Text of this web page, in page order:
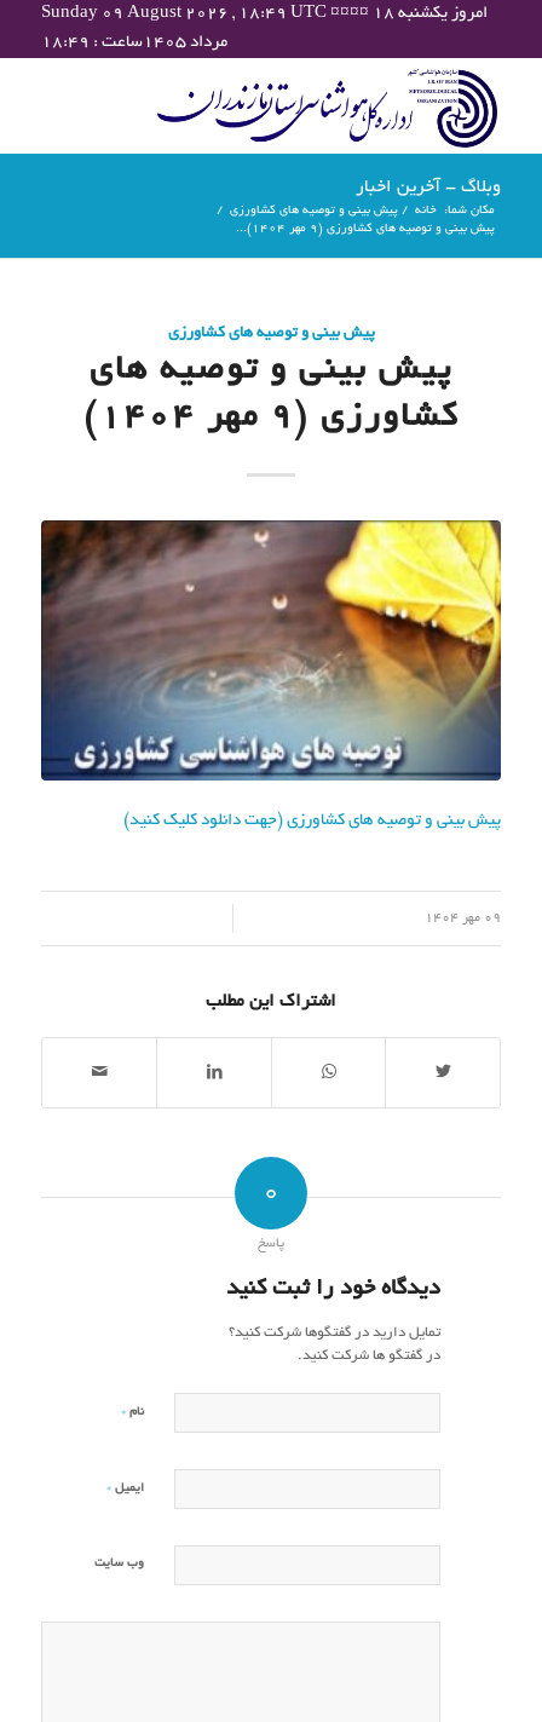
Sunday 09 August 2026 , 18:49 UTC ¤¤¤¤ امروز یکشنبه ۱۸
مرداد ۱۴۰۵ساعت : ۱۸:۴۹
وبلاگ - آخرین اخبار
مکان شما: خانه / پیش بینی و توصیه های کشاورزی /
پیش بینی و توصیه های کشاورزی (9 مهر ۱۴۰۴)...
پیش بینی و توصیه های کشاورزی
پیش بینی و توصیه های
کشاورزی (9 مهر ۱۴۰۴)
پیش بینی و توصیه های کشاورزی (جهت دانلود کلیک کنید)
09 مهر 1404
اشتراک این مطلب
0
پاسخ
دیدگاه خود را ثبت کنید
تمایل دارید در گفتگوها شرکت کنید؟
در گفتگو ها شرکت کنید.
نام *
ایمیل *
وب‌ سایت